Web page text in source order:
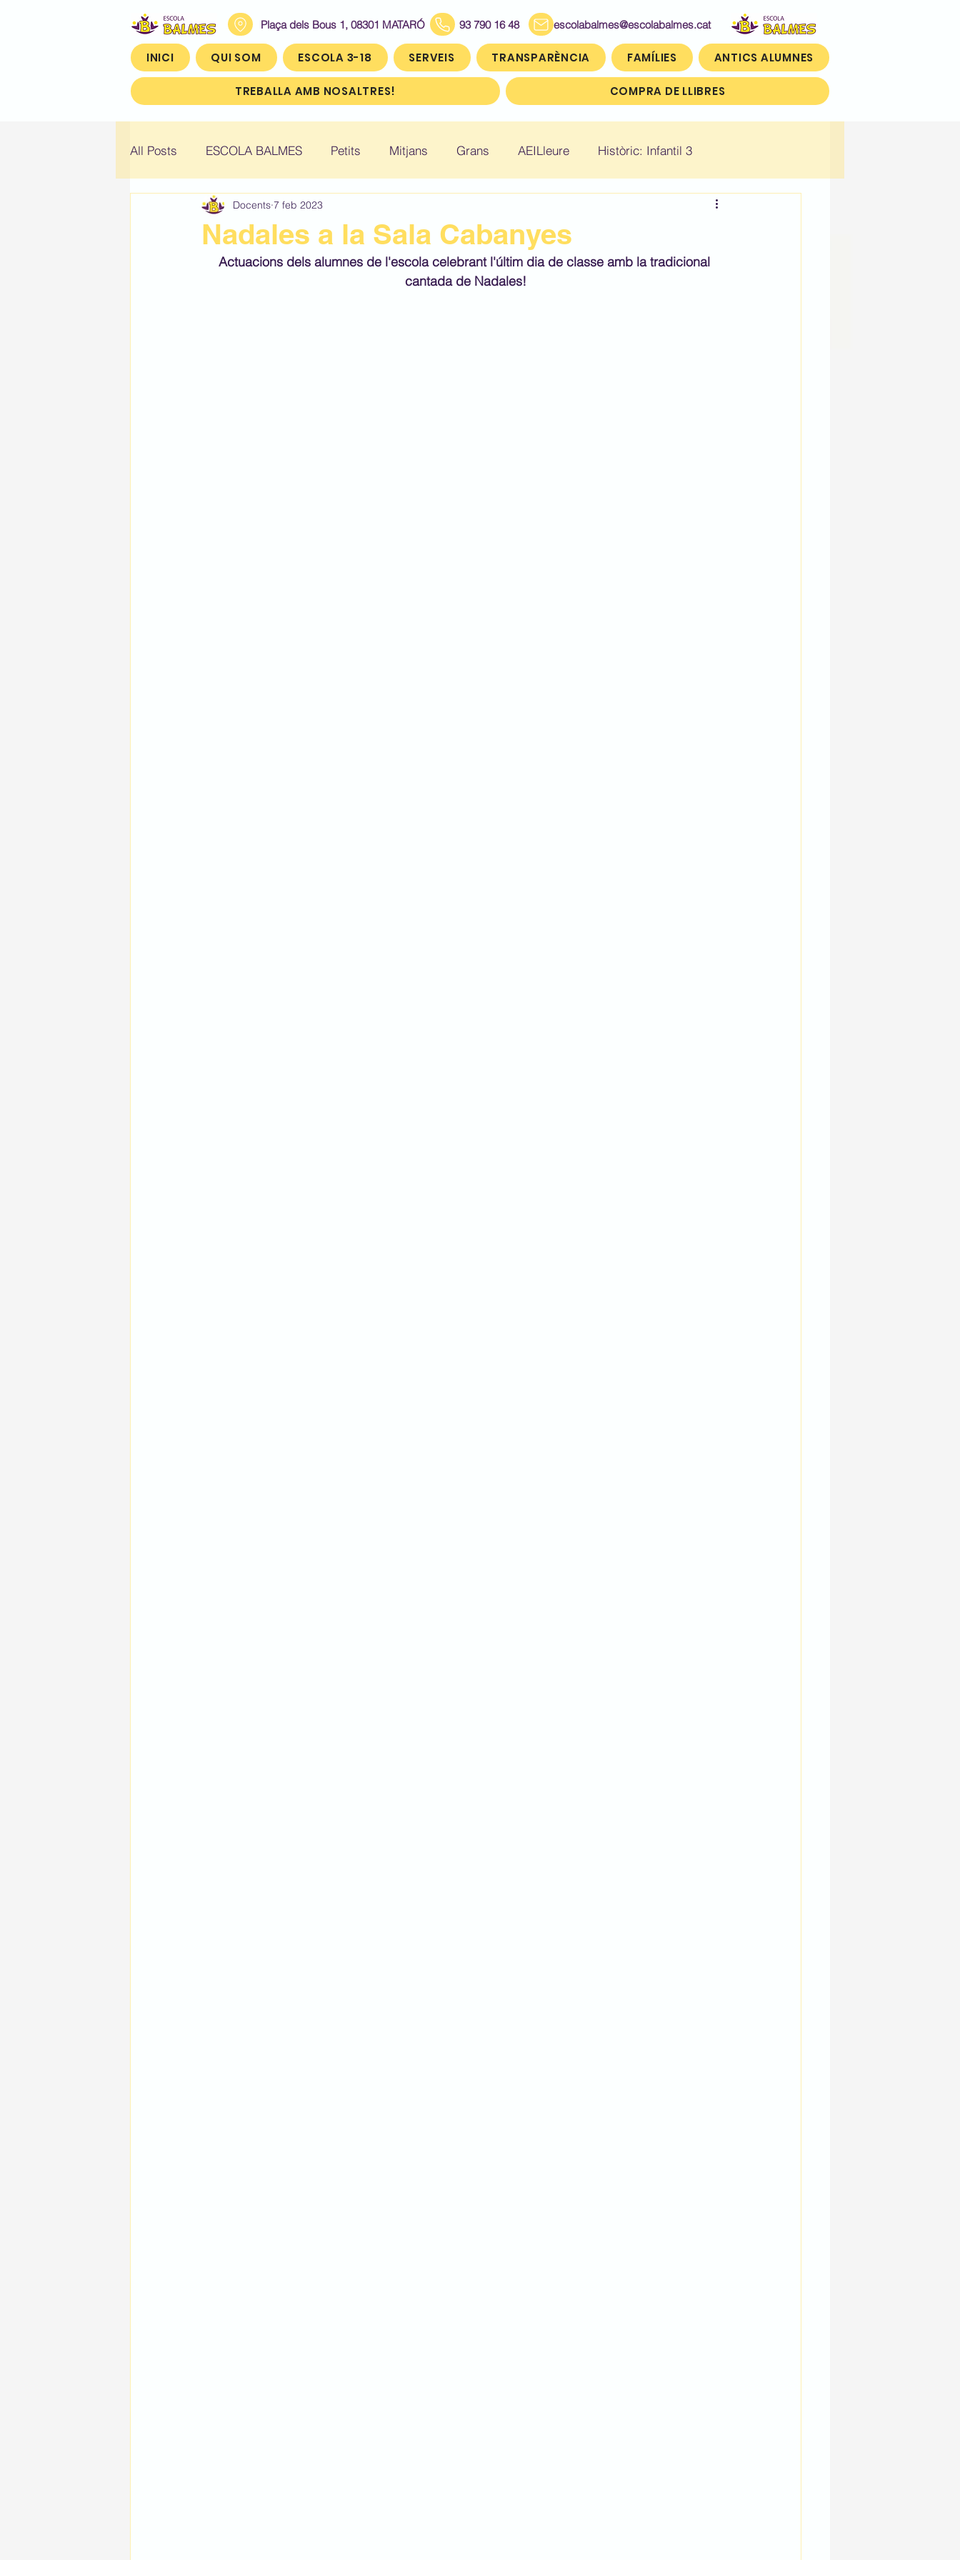
Plaça dels Bous 1, 08301 MATARÓ 93 790 16 48escolabalmes@escolabalmes.cat
INICI QUI SOM ESCOLA 3-18 SERVEIS TRANSPARÈNCIA FAMÍLIES ANTICS ALUMNES
TREBALLA AMB NOSALTRES! COMPRA DE LLIBRES
All Posts ESCOLA BALMES Petits Mitjans Grans AEILleure Històric: Infantil 3
Històric: Infantil 4 Històric: Infantil 5 Històric: Tercer (3r)
Històric: Quart (4t) Històric: Cinquè (5è) Històric: Sisè (6è)
Nadales a la Sala Cabanyes
Docents 7 feb 2023
Actuacions dels alumnes de l'escola celebrant l'últim dia de classe amb la tradicional
cantada de Nadales!